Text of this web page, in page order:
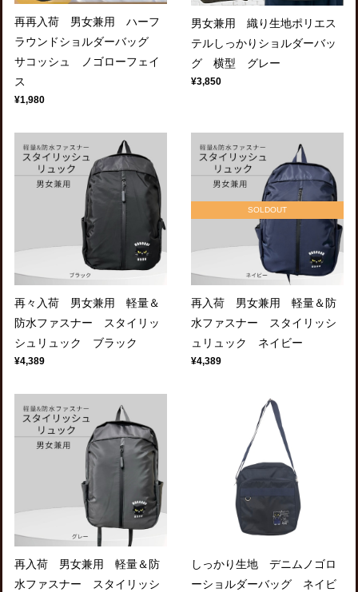
再再入荷 男女兼用 ハーフ
ラウンドショルダーバッグ
サコッシュ ノゴローフェイ
ス
¥1,980
男女兼用 織り生地ポリエス
テルしっかりショルダーバッ
グ 横型 グレー
¥3,850
再々入荷 男女兼用 軽量＆
防水ファスナー スタイリッ
シュリュック ブラック
¥4,389
SOLDOUT
再入荷 男女兼用 軽量＆防
水ファスナー スタイリッシ
ュリュック ネイビー
¥4,389
再入荷 男女兼用 軽量＆防
水ファスナー スタイリッシ
しっかり生地 デニムノゴロ
ーショルダーバッグ ネイビ